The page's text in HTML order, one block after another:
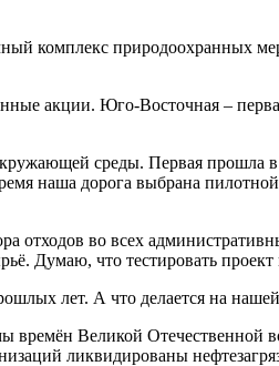
комплекс природоохранных
акции. Юго-Восточная –
среды. Первая прошла
наша дорога выбрана
отходов во всех
Думаю, что тестировать
лет. А что делается на
Великой Отечественной
ликвидированы